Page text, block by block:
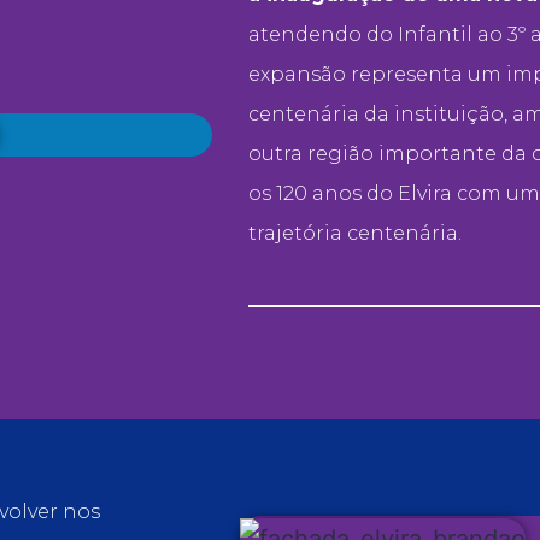
atendendo do Infantil ao 3º
expansão representa um
centenária da instituição,
outra região importante da
os 120 anos do Elvira com
trajetória centenária.
nos